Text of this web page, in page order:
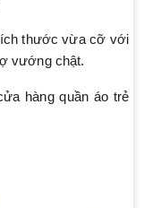
thước vừa cỡ với
vướng chật.
hàng quần áo trẻ